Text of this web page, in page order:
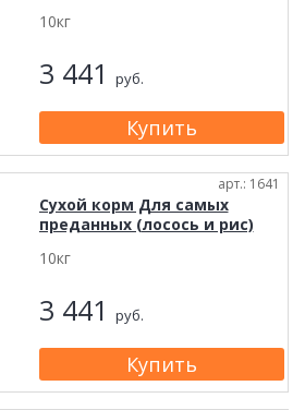
10кг
3 441 руб.
арт.: 1641
Сухой корм Для самых
преданных (лосось и рис)
10кг
3 441 руб.